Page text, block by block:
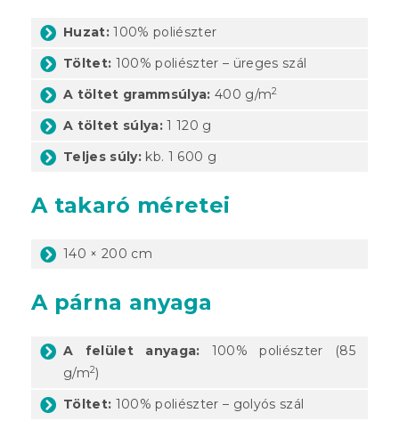
Huzat: 100% poliészter
Töltet: 100% poliészter – üreges szál
A töltet grammsúlya: 400 g/m2
A töltet súlya: 1 120 g
Teljes súly: kb. 1 600 g
A takaró méretei
140 × 200 cm
A párna anyaga
A felület anyaga: 100% poliészter (85
g/m2)
Töltet: 100% poliészter – golyós szál